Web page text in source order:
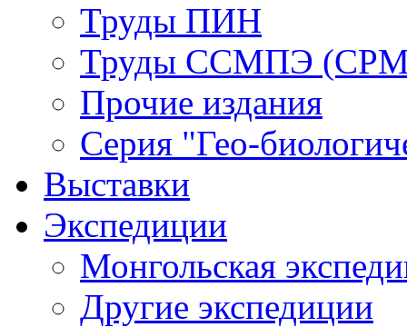
Труды ПИН
Труды ССМПЭ
Прочие издания
Серия "Гео-
Выставки
Экспедиции
Монгольская
Другие экспедиции